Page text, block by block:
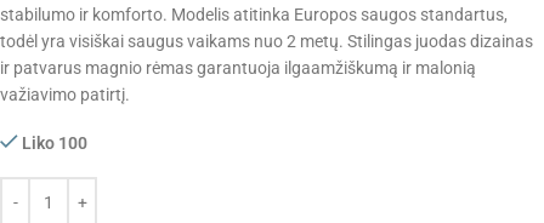
stabilumo ir komforto. Modelis atitinka Europos saugos standartus,
todėl yra visiškai saugus vaikams nuo 2 metų. Stilingas juodas dizainas
ir patvarus magnio rėmas garantuoja ilgaamžiškumą ir malonią
važiavimo patirtį.
Liko 100